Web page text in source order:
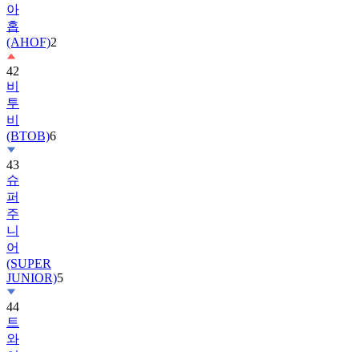
(AHOF)
42
비
투
비
(BTOB)
43
슈
퍼
주
니
어
(SUPER
JUNIOR)
44
트
와
이
스